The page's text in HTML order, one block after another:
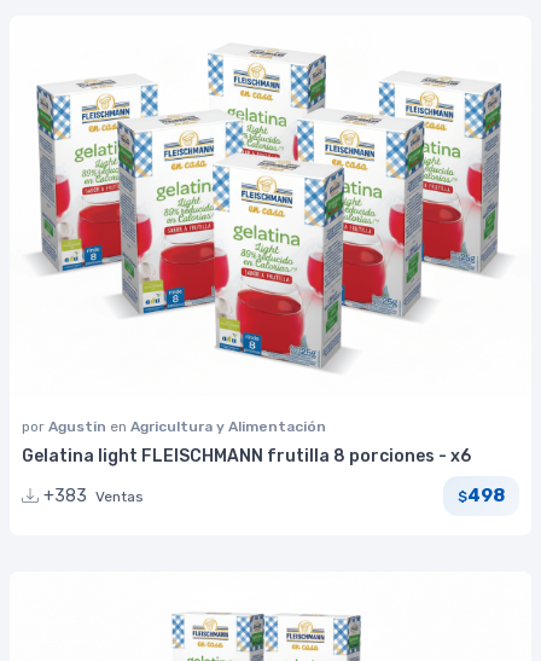
por Agustin en Agricultura y Alimentación
Gelatina light FLEISCHMANN frutilla 8 porciones - x6
+383 Ventas $498